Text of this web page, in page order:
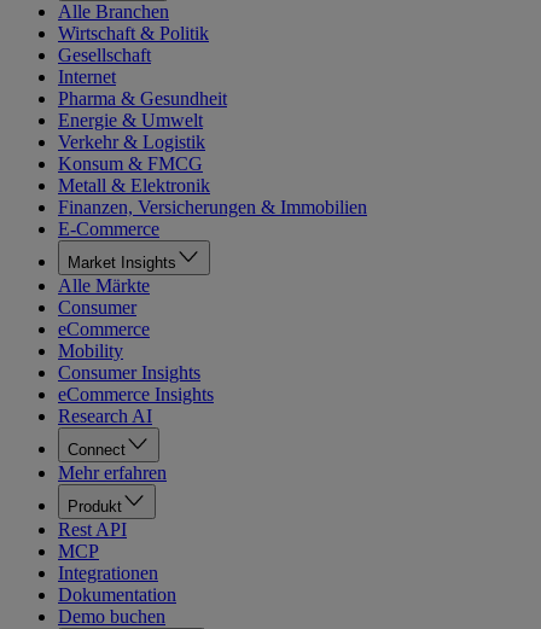
Alle Branchen
Wirtschaft & Politik
Gesellschaft
Internet
Pharma & Gesundheit
Energie & Umwelt
Verkehr & Logistik
Konsum & FMCG
Metall & Elektronik
Finanzen, Versicherungen & Immobilien
E-Commerce
Market Insights
Alle Märkte
Consumer
eCommerce
Mobility
Consumer Insights
eCommerce Insights
Research AI
Connect
Mehr erfahren
Produkt
Rest API
MCP
Integrationen
Dokumentation
Demo buchen